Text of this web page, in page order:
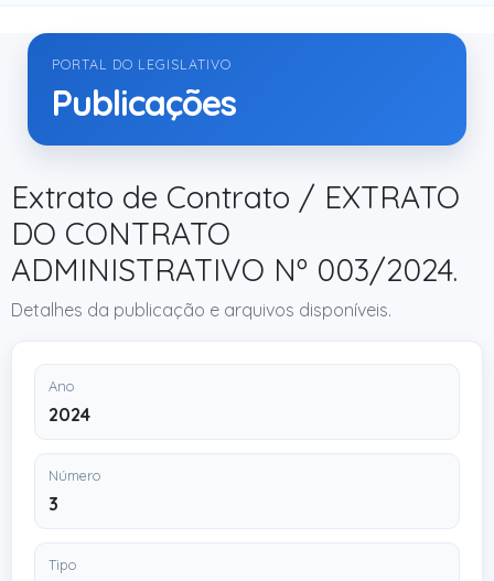
PORTAL DO LEGISLATIVO
Publicações
Extrato de Contrato / EXTRATO
DO CONTRATO
ADMINISTRATIVO Nº 003/2024.
Detalhes da publicação e arquivos disponíveis.
Ano
2024
Número
3
Tipo